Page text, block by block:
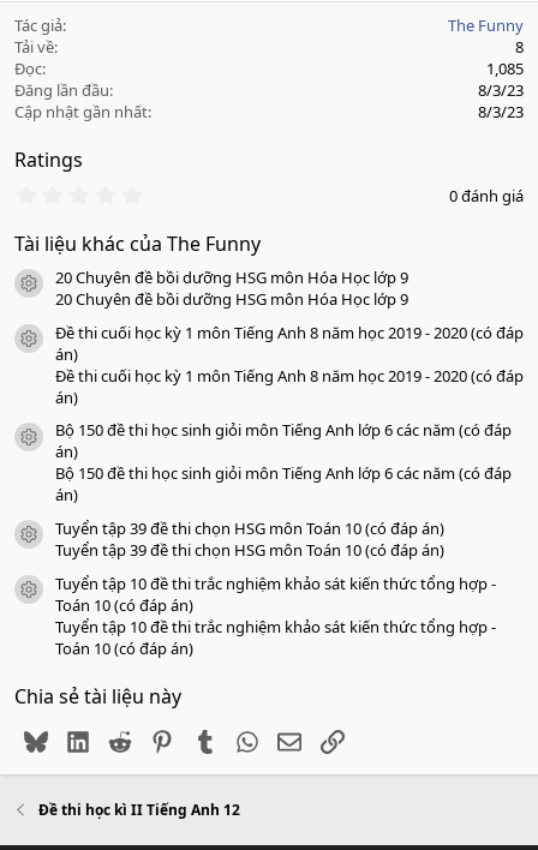
Tác giả
The Funny
Tải về
8
Đọc
1,085
Đăng lần đầu
8/3/23
Cập nhật gần nhất
8/3/23
Ratings
0
0
s
a
o
0 đánh giá
Tài liệu khác của The Funny
icon tài liệu
20 Chuyên đề bồi dưỡng HSG môn Hóa Học lớp 9
20 Chuyên đề bồi dưỡng HSG môn Hóa Học lớp 9
icon tài liệu
Đề thi cuối học kỳ 1 môn Tiếng Anh 8 năm học 2019 - 2020 (có đáp
án)
Đề thi cuối học kỳ 1 môn Tiếng Anh 8 năm học 2019 - 2020 (có đáp
án)
icon tài liệu
Bộ 150 đề thi học sinh giỏi môn Tiếng Anh lớp 6 các năm (có đáp
án)
Bộ 150 đề thi học sinh giỏi môn Tiếng Anh lớp 6 các năm (có đáp
án)
icon tài liệu
Tuyển tập 39 đề thi chọn HSG môn Toán 10 (có đáp án)
Tuyển tập 39 đề thi chọn HSG môn Toán 10 (có đáp án)
icon tài liệu
Tuyển tập 10 đề thi trắc nghiệm khảo sát kiến thức tổng hợp -
Toán 10 (có đáp án)
Tuyển tập 10 đề thi trắc nghiệm khảo sát kiến thức tổng hợp -
Toán 10 (có đáp án)
Chia sẻ tài liệu này
BlueskyLinkedIn
Reddit PinterestTumblr WhatsApp
EmailLink
Đề thi học kì II Tiếng Anh 12